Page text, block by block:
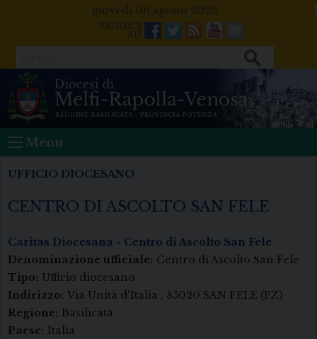
giovedì 06 agosto 2026
Facebook
Twitter
FeedsYoutube
Mail
Menu
UFFICIO DIOCESANO
CENTRO DI ASCOLTO SAN FELE
Caritas Diocesana » Centro di Ascolto San Fele
Denominazione ufficiale: Centro di Ascolto San Fele
Tipo: Ufficio diocesano
Indirizzo: Via Unità d'Italia , 85020 SAN FELE (PZ)
Regione: Basilicata
Paese: Italia